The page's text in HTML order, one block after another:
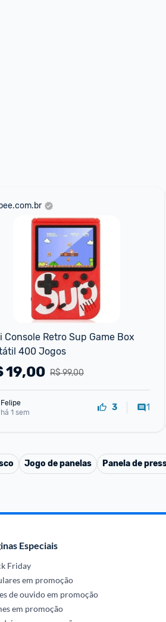
Console Retro Sup Game Box
400 Jogos
R$ 99,00
19,00
Felipe
há 1 sem
3 1
Jogo de panelas Panela de
Especiais
Friday
em promoção
de ouvido em promoção
em promoção